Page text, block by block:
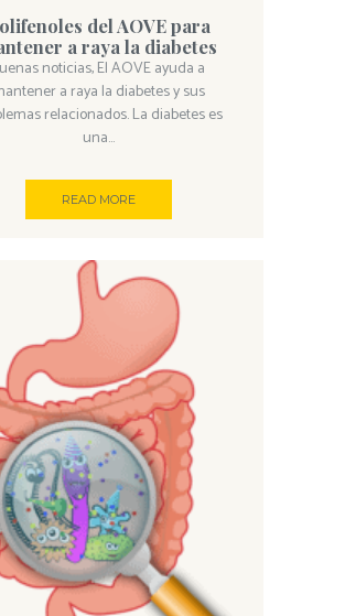
del AOVE para
a raya la diabetes
noticias, El AOVE ayuda a
a raya la diabetes y sus
relacionados. La diabetes es
una...
READ MORE